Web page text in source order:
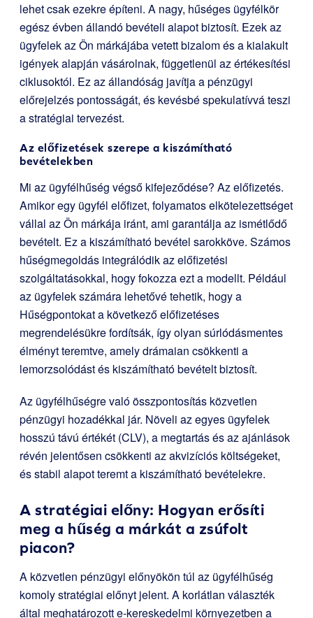
lehet csak ezekre építeni. A nagy, hűséges ügyfélkör
egész évben állandó bevételi alapot biztosít. Ezek az
ügyfelek az Ön márkájába vetett bizalom és a kialakult
igények alapján vásárolnak, függetlenül az értékesítési
ciklusoktól. Ez az állandóság javítja a pénzügyi
előrejelzés pontosságát, és kevésbé spekulatívvá teszi
a stratégiai tervezést.
Az előfizetések szerepe a kiszámítható
bevételekben
Mi az ügyfélhűség végső kifejeződése? Az előfizetés.
Amikor egy ügyfél előfizet, folyamatos elkötelezettséget
vállal az Ön márkája iránt, ami garantálja az ismétlődő
bevételt. Ez a kiszámítható bevétel sarokköve. Számos
hűségmegoldás integrálódik az előfizetési
szolgáltatásokkal, hogy fokozza ezt a modellt. Például
az ügyfelek számára lehetővé tehetik, hogy a
Hűségpontokat a következő előfizetéses
megrendelésükre fordítsák, így olyan súrlódásmentes
élményt teremtve, amely drámaian csökkenti a
lemorzsolódást és kiszámítható bevételt biztosít.
Az ügyfélhűségre való összpontosítás közvetlen
pénzügyi hozadékkal jár. Növeli az egyes ügyfelek
hosszú távú értékét (CLV), a megtartás és az ajánlások
révén jelentősen csökkenti az akvizíciós költségeket,
és stabil alapot teremt a kiszámítható bevételekre.
A stratégiai előny: Hogyan erősíti
meg a hűség a márkát a zsúfolt
piacon?
A közvetlen pénzügyi előnyökön túl az ügyfélhűség
komoly stratégiai előnyt jelent. A korlátlan választék
által meghatározott e-kereskedelmi környezetben a